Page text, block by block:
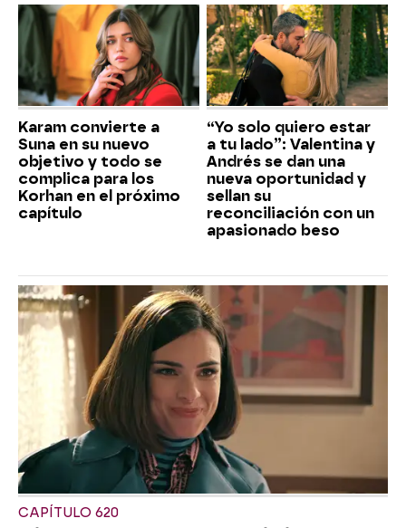
Karam convierte a
Suna en su nuevo
objetivo y todo se
complica para los
Korhan en el próximo
capítulo
“Yo solo quiero estar
a tu lado”: Valentina y
Andrés se dan una
nueva oportunidad y
sellan su
reconciliación con un
apasionado beso
CAPÍTULO 620